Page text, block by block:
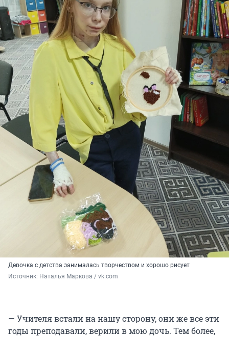
Девочка с детства занималась творчеством и хорошо рисует
Источник: Наталья Маркова / vk.com
— Учителя встали на нашу сторону, они же все эти
годы преподавали, верили в мою дочь. Тем более,